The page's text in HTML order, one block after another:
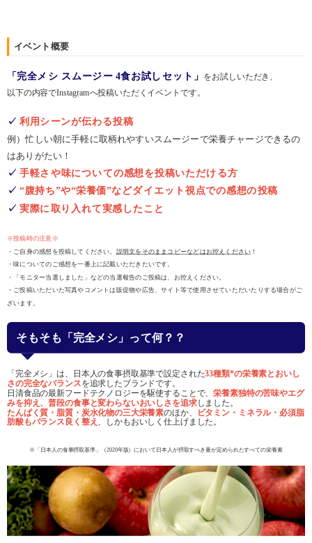
イベント概要
「完全メシ スムージー 4食お試しセット」
をお試しいただき、
以下の内容でInstagramへ投稿いただくイベントです。
✓利用シーンが伝わる投稿
例）忙しい朝に手軽に取柄れやすいスムージーで栄養チャージできるの
はありがたい！
✓手軽さや味についての感想を投稿いただける方
✓ “腹持ち”や“栄養価”などダイエット視点での感想の投稿
✓実際に取り入れて実感したこと
※投稿時の注意※
・ご自身の感想を投稿してください。 説明文をそのままコピーなどはお控えください ！
・味についてのご感想を一番上に記載いただきたいです。
・「モニター当選しました」などの当選報告のご投稿は、お控えください。
・ご投稿いただいた写真やコメントは販促物や広告、サイト等で使用させていただいたりする場合がご
ざいます。
そもそも「完全メシ」って何？？
「完全メシ」は、日本人の食事摂取基準で設定された33種類*の栄養素とおいし
さの完全なバランスを追求したブランドです。
日清食品の最新フードテクノロジーを駆使することで、栄養素独特の苦味やエグ
みを抑え、普段の食事と変わらないおいしさを追求しました。
たんぱく質・脂質・炭水化物の三大栄養素のほか、
ビタミン・ミネラル・必須脂
肪酸もバランス良く整え 、しかもおいしく仕上げました。
※「日本人の食事摂取基準」（2020年版）において日本人が摂取すべき量が定められたすべての栄養素